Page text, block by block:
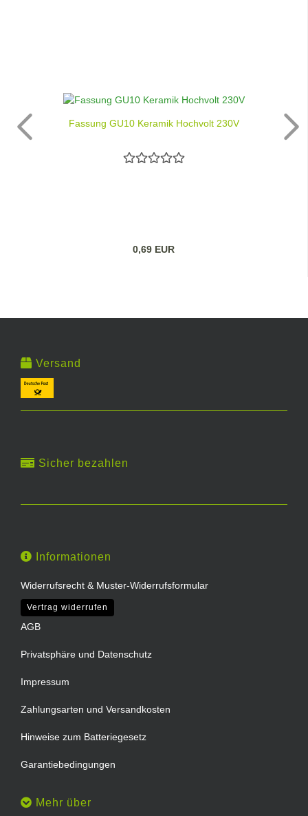
Fassung GU10 Keramik Hochvolt 230V
0,69 EUR
Versand
Sicher bezahlen
Informationen
Widerrufsrecht & Muster-Widerrufsformular
Vertrag widerrufen
AGB
Privatsphäre und Datenschutz
Impressum
Zahlungsarten und Versandkosten
Hinweise zum Batteriegesetz
Garantiebedingungen
Mehr über